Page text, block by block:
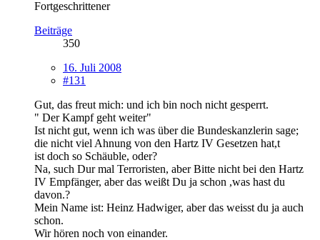
Fortgeschrittener
Beiträge
350
16. Juli 2008
#131
Gut, das freut mich: und ich bin noch nicht gesperrt.
" Der Kampf geht weiter"
Ist nicht gut, wenn ich was über die Bundeskanzlerin sage;
die nicht viel Ahnung von den Hartz IV Gesetzen hat,t
ist doch so Schäuble, oder?
Na, such Dur mal Terroristen, aber Bitte nicht bei den Hartz
IV Empfänger, aber das weißt Du ja schon ,was hast du
davon.?
Mein Name ist: Heinz Hadwiger, aber das weisst du ja auch
schon.
Wir hören noch von einander.